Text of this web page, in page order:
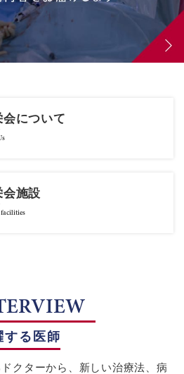
会について
会施設
facilities
する医師
クターから、新しい治療法、病